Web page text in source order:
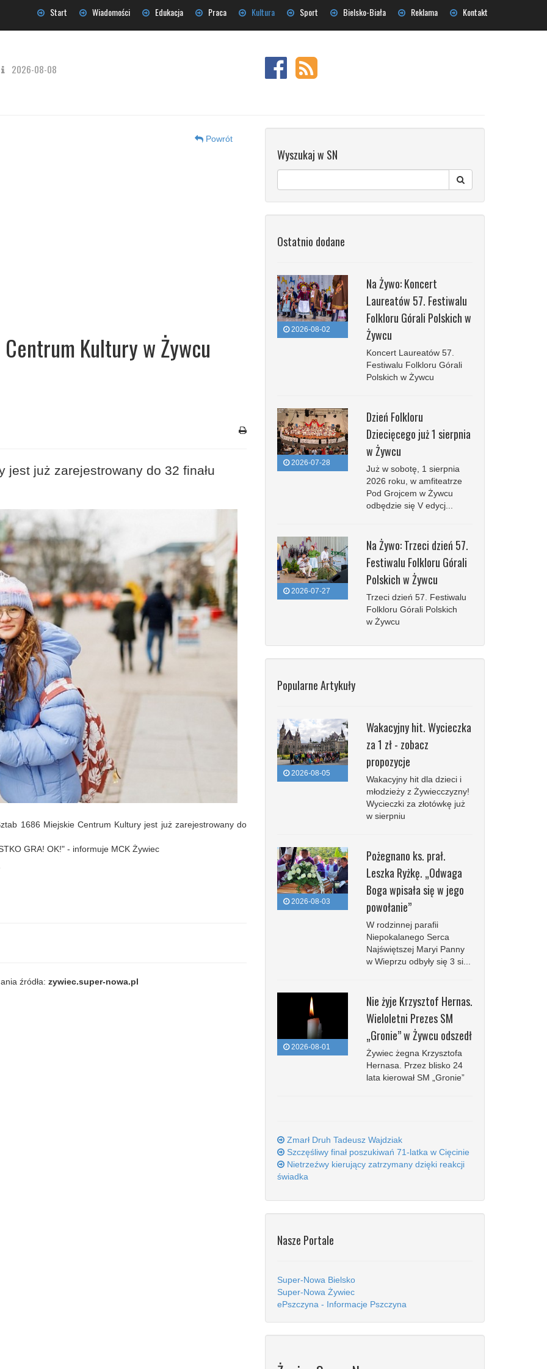
Start Wiadomości Edukacja Praca Kultura Sport Bielsko-Biała Reklama Kontakt
2026-08-08
Powrót
Kultury w Żywcu
już zarejestrowany do 32 finału
1686 Miejskie Centrum Kultury jest już zarejestrowany do
GRA! OK!" - informuje MCK Żywiec
źródła: zywiec.super-nowa.pl
Wyszukaj w SN
Ostatnio dodane
2026-08-02
Na Żywo: Koncert
Laureatów 57. Festiwalu
Folkloru Górali Polskich w
Żywcu
Koncert Laureatów 57.
Festiwalu Folkloru Górali
Polskich w Żywcu
2026-07-28
Dzień Folkloru
Dziecięcego już 1 sierpnia
w Żywcu
Już w sobotę, 1 sierpnia
2026 roku, w amfiteatrze
Pod Grojcem w Żywcu
odbędzie się V edycj...
2026-07-27
Na Żywo: Trzeci dzień 57.
Festiwalu Folkloru Górali
Polskich w Żywcu
Trzeci dzień 57. Festiwalu
Folkloru Górali Polskich
w Żywcu
Popularne Artykuły
2026-08-05
Wakacyjny hit. Wycieczka
za 1 zł - zobacz
propozycje
Wakacyjny hit dla dzieci i
młodzieży z Żywiecczyzny!
Wycieczki za złotówkę już
w sierpniu
2026-08-03
Pożegnano ks. prał.
Leszka Ryżkę. „Odwaga
Boga wpisała się w jego
powołanie”
W rodzinnej parafii
Niepokalanego Serca
Najświętszej Maryi Panny
w Wieprzu odbyły się 3 si...
2026-08-01
Nie żyje Krzysztof Hernas.
Wieloletni Prezes SM
„Gronie” w Żywcu odszedł
Żywiec żegna Krzysztofa
Hernasa. Przez blisko 24
lata kierował SM „Gronie”
Zmarł Druh Tadeusz Wajdziak
Szczęśliwy finał poszukiwań 71-latka w Cięcinie
Nietrzeźwy kierujący zatrzymany dzięki reakcji
świadka
Nasze Portale
Super-Nowa Bielsko
Super-Nowa Żywiec
ePszczyna - Informacje Pszczyna